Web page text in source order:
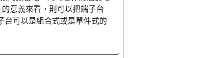
意義來看，則可以把端子台
台可以是組合式或是單件式的